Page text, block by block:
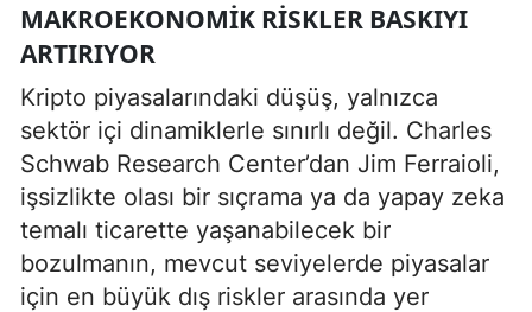
MAKROEKONOMIK RISKLER BASKIYI
ARTIRIYOR
Kripto piyasalarındaki düşüş, yalnızca
sektör içi dinamiklerle sınırlı değil. Charles
Schwab Research Center’dan Jim Ferraioli,
işsizlikte olası bir sıçrama ya da yapay zeka
temalı ticarette yaşanabilecek bir
bozulmanın, mevcut seviyelerde piyasalar
için en büyük dış riskler arasında yer